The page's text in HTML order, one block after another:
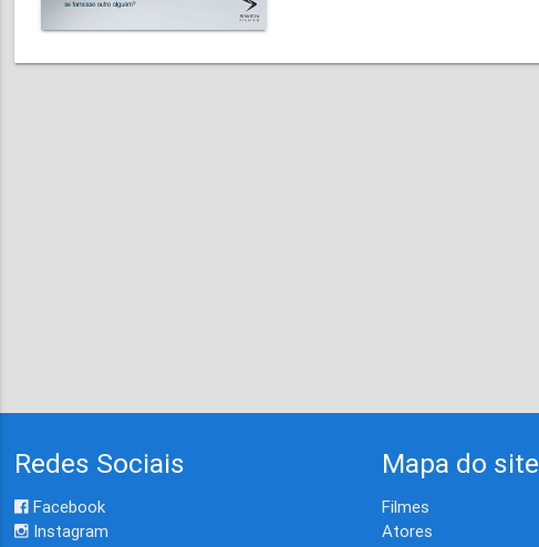
Redes Sociais
Facebook
Instagram
Mapa do site
Filmes
Atores